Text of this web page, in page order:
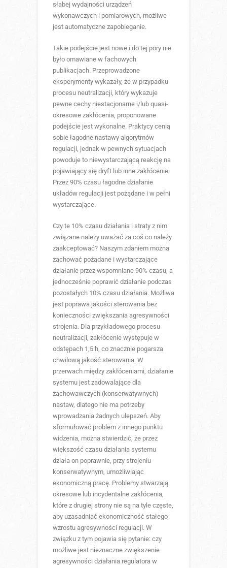
słabej wydajności urządzeń
wykonawczych i pomiarowych, możliwe
jest automatyczne zapobieganie.
Takie podejście jest nowe i do tej pory nie
było omawiane w fachowych
publikacjach. Przeprowadzone
eksperymenty wykazały, że w przypadku
procesu neutralizacji, który wykazuje
pewne cechy niestacjonarne i/lub quasi-
okresowe zakłócenia, proponowane
podejście jest wykonalne. Praktycy cenią
sobie łagodne nastawy algorytmów
regulacji, jednak w pewnych sytuacjach
powoduje to niewystarczającą reakcję na
pojawiający się dryft lub inne zakłócenie.
Przez 90% czasu łagodne działanie
układów regulacji jest pożądane i w pełni
wystarczające.
Czy te 10% czasu działania i straty z nim
związane należy uważać za coś co należy
zaakceptować? Naszym zdaniem można
zachować pożądane i wystarczające
działanie przez wspomniane 90% czasu, a
jednocześnie poprawić działanie podczas
pozostałych 10% czasu działania. Możliwa
jest poprawa jakości sterowania bez
konieczności zwiększania agresywności
strojenia. Dla przykładowego procesu
neutralizacji, zakłócenie występuje w
odstępach 1,5 h, co znacznie pogarsza
chwilową jakość sterowania. W
przerwach między zakłóceniami, działanie
systemu jest zadowalające dla
zachowawczych (konserwatywnych)
nastaw, dlatego nie ma potrzeby
wprowadzania żadnych ulepszeń. Aby
sformułować problem z innego punktu
widzenia, można stwierdzić, że przez
większość czasu działania systemu
działa on poprawnie, przy strojeniu
konserwatywnym, umożliwiając
ekonomiczną pracę. Problemy stwarzają
okresowe lub incydentalne zakłócenia,
które z drugiej strony nie są na tyle częste,
aby uzasadniać ekonomiczność stałego
wzrostu agresywności regulacji. W
związku z tym pojawia się pytanie: czy
możliwe jest nieznaczne zwiększenie
agresywności działania regulatora w